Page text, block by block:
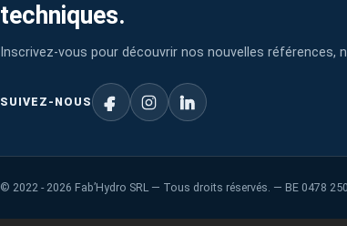
techniques.
Inscrivez-vous pour découvrir nos nouvelles
SUIVEZ-NOUS
© 2022 - 2026 Fab’Hydro SRL — Tous droits réservés. — BE 0478